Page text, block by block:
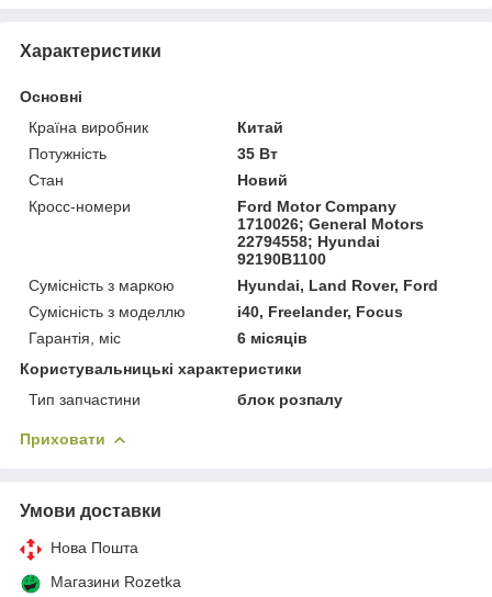
Характеристики
Основні
Країна виробник
Китай
Потужність
35 Вт
Стан
Новий
Кросс-номери
Ford Motor Company
1710026; General Motors
22794558; Hyundai
92190B1100
Сумісність з маркою
Hyundai, Land Rover, Ford
Сумісність з моделлю
i40, Freelander, Focus
Гарантія, міс
6 місяців
Користувальницькі характеристики
Тип запчастини
блок розпалу
Приховати
Умови доставки
Нова Пошта
Магазини Rozetka